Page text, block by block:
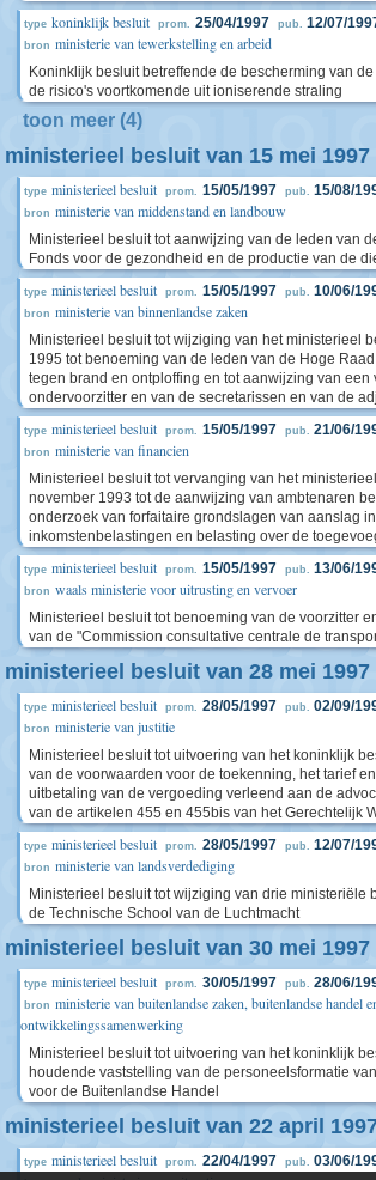
type koninklijk besluit prom. 25/04/1997 pub. 12/07/
bron ministerie van tewerkstelling en arbeid
Koninklijk besluit betreffende de bescherming van
de risico's voortkomende uit ioniserende straling
toon meer (4)
ministerieel besluit van 15 mei 1997
type ministerieel besluit prom. 15/05/1997 pub. 15/08/
bron ministerie van middenstand en landbouw
Ministerieel besluit tot aanwijzing van de leden van
Fonds voor de gezondheid en de productie van de
type ministerieel besluit prom. 15/05/1997 pub. 10/06/
bron ministerie van binnenlandse zaken
Ministerieel besluit tot wijziging van het ministerieel
1995 tot benoeming van de leden van de Hoge
tegen brand en ontploffing en tot aanwijzing van een
ondervoorzitter en van de secretarissen en van de
type ministerieel besluit prom. 15/05/1997 pub. 21/06/
bron ministerie van financien
Ministerieel besluit tot vervanging van het
november 1993 tot de aanwijzing van ambtenaren
onderzoek van forfaitaire grondslagen van aanslag
inkomstenbelastingen en belasting over de
type ministerieel besluit prom. 15/05/1997 pub. 13/06/
bron waals ministerie voor uitrusting en vervoer
Ministerieel besluit tot benoeming van de voorzitter
van de "Commission consultative centrale de
ministerieel besluit van 28 mei 1997
type ministerieel besluit prom. 28/05/1997 pub. 02/09/
bron ministerie van justitie
Ministerieel besluit tot uitvoering van het koninklijk
van de voorwaarden voor de toekenning, het tarief
uitbetaling van de vergoeding verleend aan de
van de artikelen 455 en 455bis van het Gerechtelijk
type ministerieel besluit prom. 28/05/1997 pub. 12/07/
bron ministerie van landsverdediging
Ministerieel besluit tot wijziging van drie ministeriële
de Technische School van de Luchtmacht
ministerieel besluit van 30 mei 1997
type ministerieel besluit prom. 30/05/1997 pub. 28/06/
bron ministerie van buitenlandse zaken, buitenlandse handel
ontwikkelingssamenwerking
Ministerieel besluit tot uitvoering van het koninklijk
houdende vaststelling van de personeelsformatie
voor de Buitenlandse Handel
ministerieel besluit van 22 april
type ministerieel besluit prom. 22/04/1997 pub. 03/06/